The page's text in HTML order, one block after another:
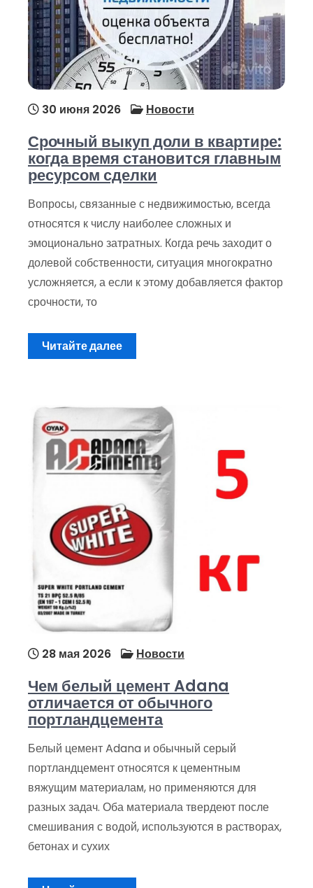
30 июня 2026 Новости
Срочный выкуп доли в квартире:
когда время становится главным
ресурсом сделки
Вопросы, связанные с недвижимостью, всегда
относятся к числу наиболее сложных и
эмоционально затратных. Когда речь заходит о
долевой собственности, ситуация многократно
усложняется, а если к этому добавляется фактор
срочности, то
Читайте далее
28 мая 2026 Новости
Чем белый цемент Adana
отличается от обычного
портландцемента
Белый цемент Adana и обычный серый
портландцемент относятся к цементным
вяжущим материалам, но применяются для
разных задач. Оба материала твердеют после
смешивания с водой, используются в растворах,
бетонах и сухих